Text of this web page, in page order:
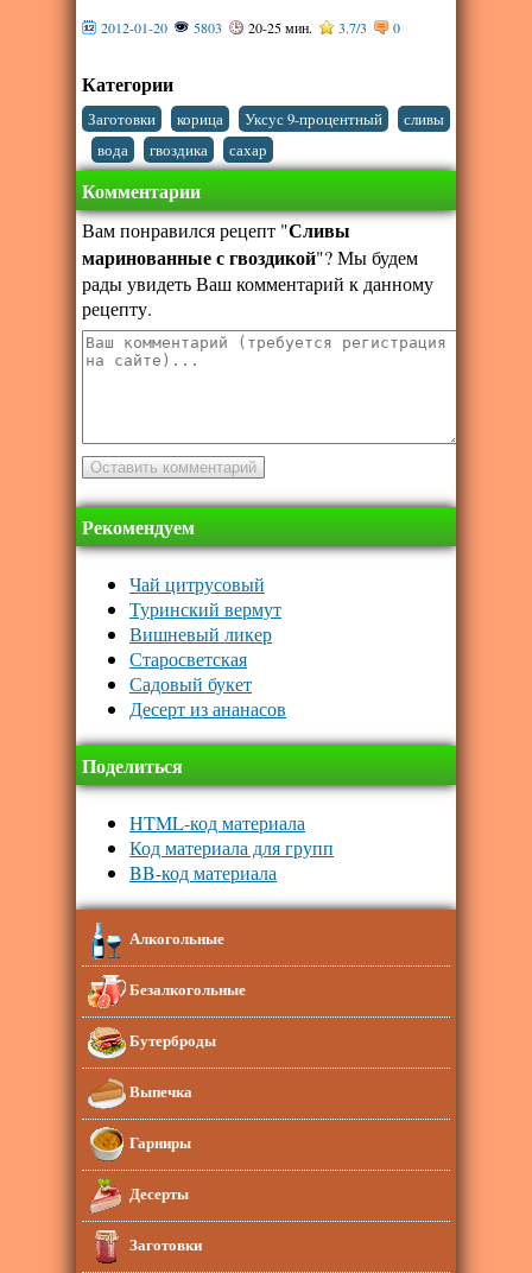
2012-01-20 5803 20-25 мин. 3.7/3 0
Категории
Заготовки корица Уксус 9-процентный сливы
вода гвоздика сахар
Комментарии
Вам понравился рецепт "Сливы
маринованные с гвоздикой"? Мы будем
рады увидеть Ваш комментарий к данному
рецепту.
Рекомендуем
Чай цитрусовый
Туринский вермут
Вишневый ликер
Старосветская
Садовый букет
Десерт из ананасов
Поделиться
HTML-код материала
Код материала для групп
BB-код материала
Алкогольные
Безалкогольные
Бутерброды
Выпечка
Гарниры
Десерты
Заготовки